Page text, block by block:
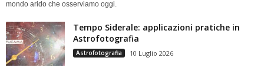
mondo arido che osserviamo oggi.
Tempo Siderale: applicazioni pratiche in
Astrofotografia
Astrofotografia 10 Luglio 2026